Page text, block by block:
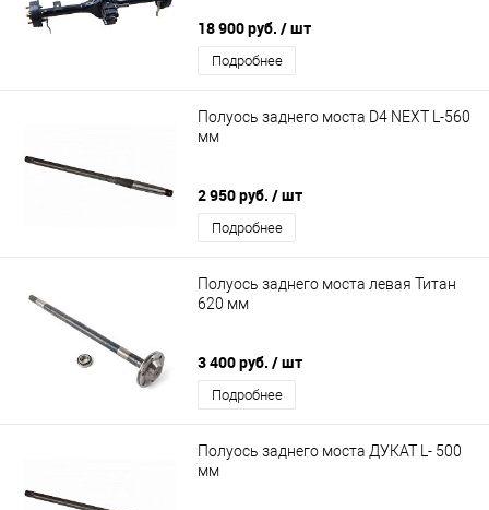
18 900 руб. / шт
Подробнее
Полуось заднего моста D4 NEXT L-560
мм
2 950 руб. / шт
Подробнее
Полуось заднего моста левая Титан
620 мм
3 400 руб. / шт
Подробнее
Полуось заднего моста ДУКАТ L- 500
мм